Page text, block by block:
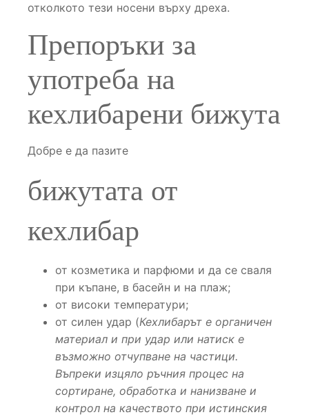
отколкото тези носени върху дреха.
Препоръки за
употреба на
кехлибарени бижута
Добре е да пазите
бижутата от
кехлибар
от козметика и парфюми и да се сваля
при къпане, в басейн и на плаж;
от високи температури;
от силен удар (Кехлибарът е органичен
материал и при удар или натиск е
възможно отчупване на частици.
Въпреки изцяло ръчния процес на
сортиране, обработка и нанизване и
контрол на качеството при истинския